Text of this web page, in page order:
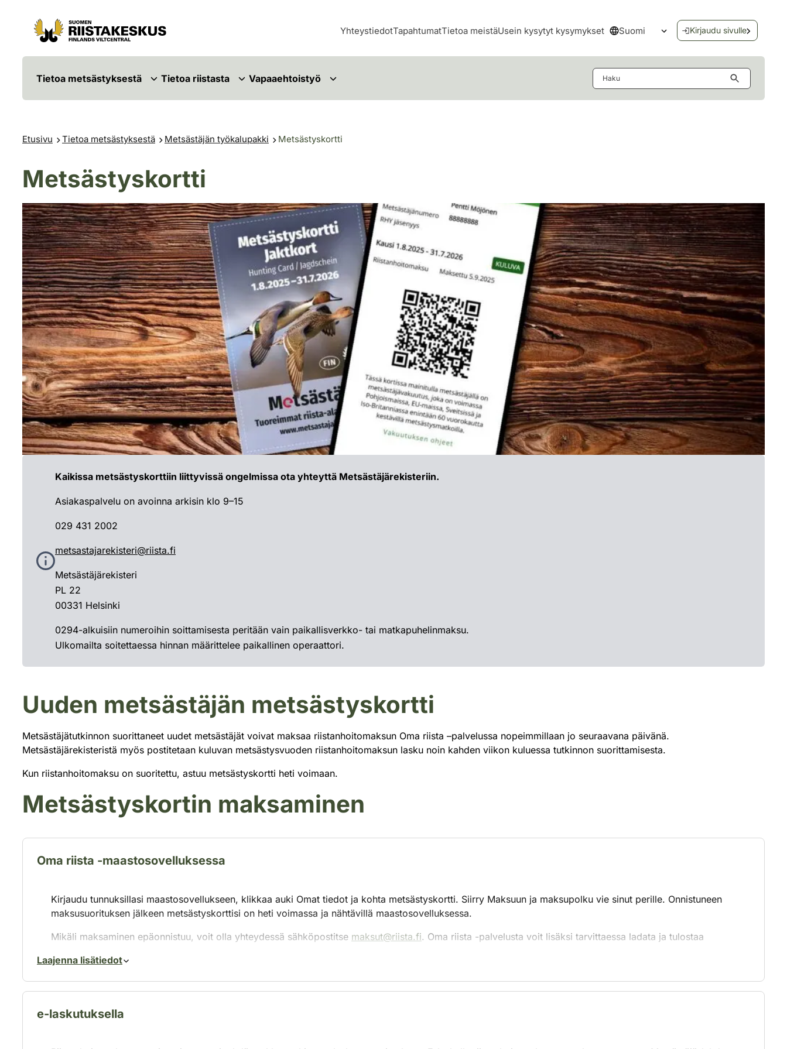
Siirry sisältöön
Siirry sivustokarttaan
YhteystiedotTapahtumatTietoa meistäUsein kysytyt kysymykset Suomi
Avaa kielivalikko
Kirjaudu sivulle
Tietoa metsästyksestä Tietoa riistasta Vapaaehtoistyö
Etusivu Tietoa metsästyksestä Metsästäjän työkalupakki Metsästyskortti
Metsästyskortti
Kaikissa metsästyskorttiin liittyvissä ongelmissa ota yhteyttä Metsästäjärekisteriin.
Asiakaspalvelu on avoinna arkisin klo 9–15
029 431 2002
metsastajarekisteri@riista.fi
Metsästäjärekisteri
PL 22
00331 Helsinki
0294-alkuisiin numeroihin soittamisesta peritään vain paikallisverkko- tai matkapuhelinmaksu.
Ulkomailta soitettaessa hinnan määrittelee paikallinen operaattori.
Uuden metsästäjän metsästyskortti
Metsästäjätutkinnon suorittaneet uudet metsästäjät voivat maksaa riistanhoitomaksun Oma riista –palvelussa nopeimmillaan jo seuraavana päivänä.
Metsästäjärekisteristä myös postitetaan kuluvan metsästysvuoden riistanhoitomaksun lasku noin kahden viikon kuluessa tutkinnon suorittamisesta.
Kun riistanhoitomaksu on suoritettu, astuu metsästyskortti heti voimaan.
Metsästyskortin maksaminen
Oma riista -maastosovelluksessa
Kirjaudu tunnuksillasi maastosovellukseen, klikkaa auki Omat tiedot ja kohta metsästyskortti. Siirry Maksuun ja maksupolku vie sinut perille. Onnistuneen
maksusuorituksen jälkeen metsästyskorttisi on heti voimassa ja nähtävillä maastosovelluksessa.
Mikäli maksaminen epäonnistuu, voit olla yhteydessä sähköpostitse maksut@riista.fi. Oma riista -palvelusta voit lisäksi tarvittaessa ladata ja tulostaa
Laajenna lisätiedot
e-laskutuksella